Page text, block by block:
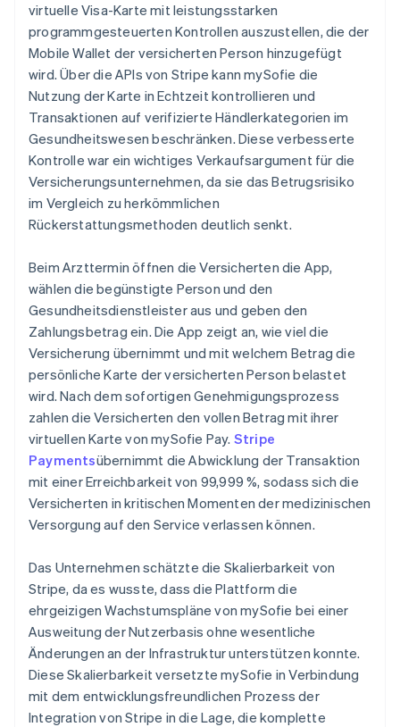
virtuelle Visa-Karte mit leistungsstarken
programmgesteuerten Kontrollen auszustellen, die der
Mobile Wallet der versicherten Person hinzugefügt
wird. Über die APIs von Stripe kann mySofie die
Nutzung der Karte in Echtzeit kontrollieren und
Transaktionen auf verifizierte Händlerkategorien im
Gesundheitswesen beschränken. Diese verbesserte
Kontrolle war ein wichtiges Verkaufsargument für die
Versicherungsunternehmen, da sie das Betrugsrisiko
im Vergleich zu herkömmlichen
Rückerstattungsmethoden deutlich senkt.
Beim Arzttermin öffnen die Versicherten die App,
wählen die begünstigte Person und den
Gesundheitsdienstleister aus und geben den
Zahlungsbetrag ein. Die App zeigt an, wie viel die
Versicherung übernimmt und mit welchem Betrag die
persönliche Karte der versicherten Person belastet
wird. Nach dem sofortigen Genehmigungsprozess
zahlen die Versicherten den vollen Betrag mit ihrer
virtuellen Karte von mySofie Pay. Stripe
Paymentsübernimmt die Abwicklung der Transaktion
mit einer Erreichbarkeit von 99,999 %, sodass sich die
Versicherten in kritischen Momenten der medizinischen
Versorgung auf den Service verlassen können.
Das Unternehmen schätzte die Skalierbarkeit von
Stripe, da es wusste, dass die Plattform die
ehrgeizigen Wachstumspläne von mySofie bei einer
Ausweitung der Nutzerbasis ohne wesentliche
Änderungen an der Infrastruktur unterstützen konnte.
Diese Skalierbarkeit versetzte mySofie in Verbindung
mit dem entwicklungsfreundlichen Prozess der
Integration von Stripe in die Lage, die komplette